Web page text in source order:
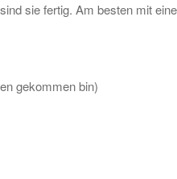
sie fertig. Am besten mit
gekommen bin)